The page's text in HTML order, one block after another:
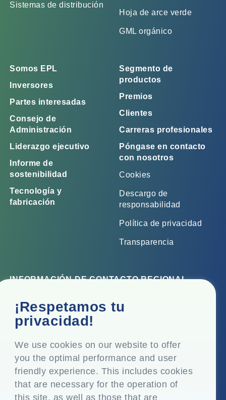
¡Respetamos tu
privacidad!
We use cookies on our website to offer
you the optimal performance and user
friendly experience. This includes cookies
that are necessary for the operation of
this site, as well as those that are
Sistemas de distribución
Hoja de arce verde
GML orgánico
Somos EPL
Inversores
Partes interesadas
Consejo de
Administración
Liderazgo ejecutivo
Informe de
sostenibilidad
Tecnología y
fabricación
Segmento de
productos
Premios
Clientes
Carreras profesionales
Póngase en contacto
con nosotros
Cookies
Descargo de
responsabilidad
Política de privacidad
Transparencia
INFORMACIÓN DE CONTACTO REGIONAL
Oficina corporativa
Top Floor, Times Tower, Kamala City, Senapati Bapat
Marg, Lower Parel, Mumbai - 400 013, Maharashtra,
Domicilio social
P.O. Vasind, Taluka Shahapur, Dist. Thane - 421 604,
Maharashtra India